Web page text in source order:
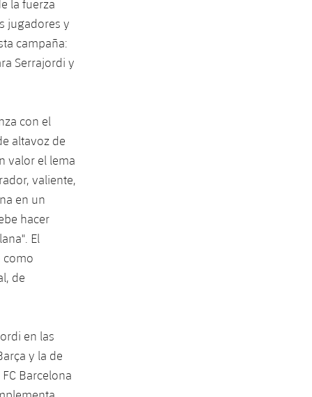
la fuerza
jugadores y
campaña:
Serrajordi y
con el
altavoz de
valor el lema
valiente,
en un
hacer
El
como
de
en las
y la de
Barcelona